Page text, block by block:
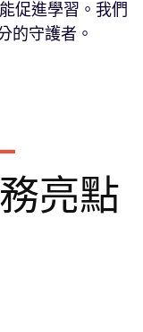
促進學習。我們
的守護者。
亮點